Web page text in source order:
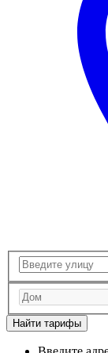
Найти тарифы